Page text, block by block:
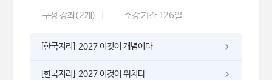
구성 강좌(2개) 수강 기간 126일
[한국지리] 2027 이것이 개념이다
[한국지리] 2027 이것이 위치다